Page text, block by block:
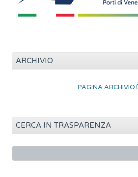
ARCHIVIO
PAGINA ARCHIVIO
CERCA IN TRASPARENZA